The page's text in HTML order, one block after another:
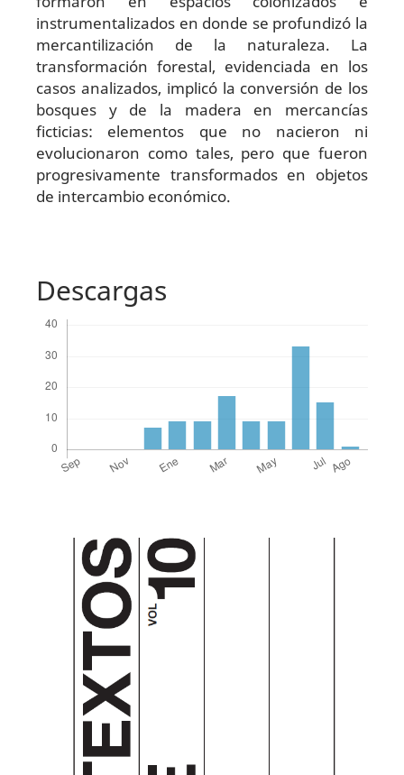
instrumentalizados en donde se profundizó la
mercanti­lización de la naturaleza. La
transformación forestal, evidenciada en los
casos analizados, implicó la conversión de los
bosques y de la madera en mercancías
ficticias: elementos que no nacieron ni
evolucionaron como tales, pero que fueron
progresivamente transformados en objetos
de intercambio económico.
Descargas